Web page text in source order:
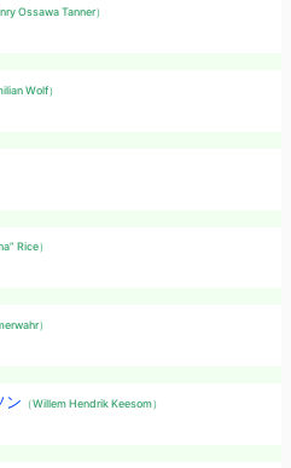
Ossawa Tanner）
Wolf）
Rice）
）
ン （Willem Hendrik Keesom）